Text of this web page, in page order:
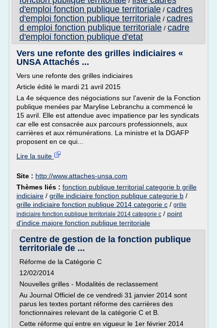
d'emploi fonction publique territoriale / cadres
d'emploi fonction publique territoriale / cadres
d emploi fonction publique territoriale / cadre
d'emploi fonction publique d'etat
Vers une refonte des grilles indiciaires «
UNSA Attachés ...
Vers une refonte des grilles indiciaires
Article édité le mardi 21 avril 2015
La 4e séquence des négociations sur l'avenir de la Fonction
publique menées par Marylise Lebranchu a commencé le
15 avril. Elle est attendue avec impatience par les syndicats
car elle est consacrée aux parcours professionnels, aux
carrières et aux rémunérations. La ministre et la DGAFP
proposent en ce qui...
Lire la suite
Site : http://www.attaches-unsa.com
Thèmes liés : fonction publique territorial categorie b grille
indiciaire / grille indiciaire fonction publique categorie b /
grille indiciaire fonction publique 2014 categorie c / grille
indiciaire fonction publique territoriale 2014 categorie c / point
d'indice majore fonction publique territoriale
Centre de gestion de la fonction publique
territoriale de ...
Réforme de la Catégorie C
12/02/2014
Nouvelles grilles - Modalités de reclassement
Au Journal Officiel de ce vendredi 31 janvier 2014 sont
parus les textes portant réforme des carrières des
fonctionnaires relevant de la catégorie C et B.
Cette réforme qui entre en vigueur le 1er février 2014